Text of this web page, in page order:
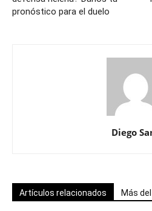
pronóstico para el duelo
Diego
Artículos relacionados Más